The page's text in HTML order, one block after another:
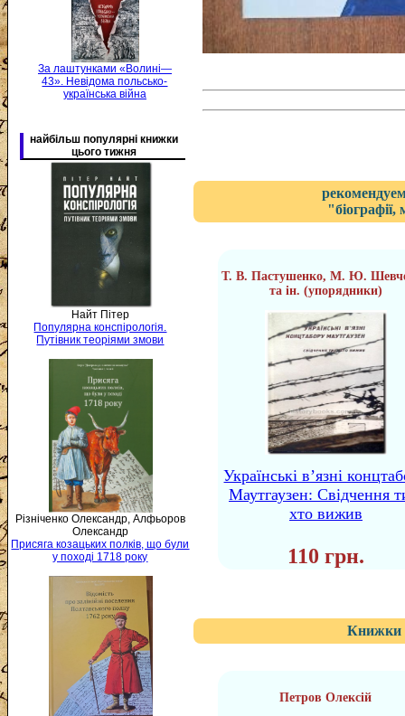
За лаштунками «Волині—
43». Невідома польсько-
українська війна
найбільш популярні книжки
цього тижня
Найт Пітер
Популярна конспірологія.
Путівник теоріями змови
Різніченко Олександр, Алфьоров
Олександр
Присяга козацьких полків, що були
у поході 1718 року
Т. В. Пастушенко, М. Ю.
та ін. (упорядники)
Українські в’язні
Маутгаузен: Свідчення
хто вижив
110 грн.
Книжки
Петров Олексій